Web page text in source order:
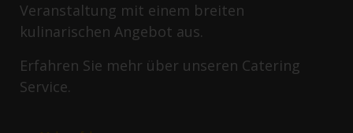
Veranstaltung mit einem breiten
kulinarischen Angebot aus.
Erfahren Sie mehr über unseren Catering
Service.